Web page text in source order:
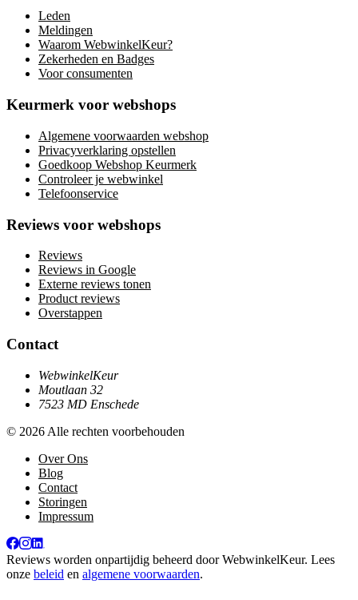
Leden
Meldingen
Waarom WebwinkelKeur?
Zekerheden en Badges
Voor consumenten
Keurmerk voor webshops
Algemene voorwaarden webshop
Privacyverklaring opstellen
Goedkoop Webshop Keurmerk
Controleer je webwinkel
Telefoonservice
Reviews voor webshops
Reviews
Reviews in Google
Externe reviews tonen
Product reviews
Overstappen
Contact
WebwinkelKeur
Moutlaan 32
7523 MD Enschede
© 2026 Alle rechten voorbehouden
Over Ons
Blog
Contact
Storingen
Impressum
Reviews worden onpartijdig beheerd doorWebwinkelKeur. Lees
onze beleid en algemene voorwaarden.